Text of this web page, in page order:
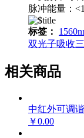
脉冲能量：
标签：
双光子吸收
相关商品
中红外可调
￥0.00